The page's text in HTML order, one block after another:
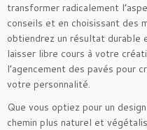
transformer radicalement
conseils et en choisissant des
obtiendrez un résultat durable
laisser libre cours à votre
l’agencement des pavés pour
votre personnalité.
Que vous optiez pour un
chemin plus naturel et